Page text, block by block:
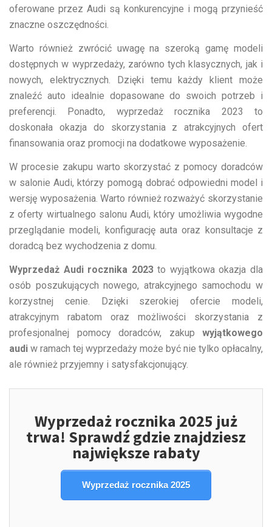
oferowane przez Audi są konkurencyjne i mogą przynieść
znaczne oszczędności.
Warto również zwrócić uwagę na szeroką gamę modeli
dostępnych w wyprzedaży, zarówno tych klasycznych, jak i
nowych, elektrycznych. Dzięki temu każdy klient może
znaleźć auto idealnie dopasowane do swoich potrzeb i
preferencji. Ponadto, wyprzedaż rocznika 2023 to
doskonała okazja do skorzystania z atrakcyjnych ofert
finansowania oraz promocji na dodatkowe wyposażenie.
W procesie zakupu warto skorzystać z pomocy doradców
w salonie Audi, którzy pomogą dobrać odpowiedni model i
wersję wyposażenia. Warto również rozważyć skorzystanie
z oferty wirtualnego salonu Audi, który umożliwia wygodne
przeglądanie modeli, konfigurację auta oraz konsultacje z
doradcą bez wychodzenia z domu.
Wyprzedaż Audi rocznika 2023to wyjątkowa okazja dla
osób poszukujących nowego, atrakcyjnego samochodu w
korzystnej cenie. Dzięki szerokiej ofercie modeli,
atrakcyjnym rabatom oraz możliwości skorzystania z
profesjonalnej pomocy doradców, zakup wyjątkowego
audi w ramach tej wyprzedaży może być nie tylko opłacalny,
ale również przyjemny i satysfakcjonujący.
Wyprzedaż rocznika 2025 już
trwa! Sprawdź gdzie znajdziesz
największe rabaty
Wyprzedaż rocznika 2025